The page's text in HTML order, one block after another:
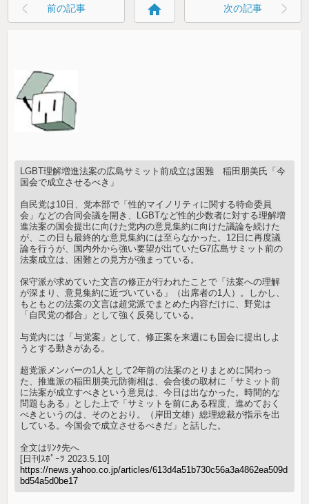
前の記事 home 次の記事
LGBT理解増進法案の広島サミット前成立は困難 稲田朋美氏「今
国会で成立させるべき」
自民党は10日、党本部で「性的マイノリティに関する特命委員
会」などの合同会議を開き、LGBTなど性的少数者に対する理解増
進法案の国会提出に向けた党内の意見集約に向けた議論を続けた
が、この日も最終的な意見集約には至らなかった。12日に再度議
論を行うが、国内外から強い要望が出ていたG7広島サミット前の
法案成立は、困難との見方が強まっている。
保守派が求めていた文言の修正が行われたことで「法案への理解
が深まり、意見集約に近づいている」（出席者の1人）。しかし、
もともとの法案の文言は超党派でまとめた内容だけに、野党は
「自民党の都合」として強く反発している。
与党内には「与党案」として、修正案を来週にも国会に提出しよ
うとする動きがある。
超党派メンバーの1人として2年前の法案のとりまとめに関わっ
た、推進派の稲田朋美元防衛相は、会合後の取材に「サミット前
に法案が成立すべきという意見は、今日は出なかった。時間的な
問題もある」とした上で「サミットを前にある程度、進めておく
べきというのは、そのとおり。（岸田文雄）総理総裁が指示を出
している。今国会で成立させるべきだ」と話した。
全文はﾘﾝｸ先へ
[日刊ｽﾎﾟｰﾂ 2023.5.10]
https://news.yahoo.co.jp/articles/613d4a51b730c56a3a4862ea509d
bd54a5d0be17